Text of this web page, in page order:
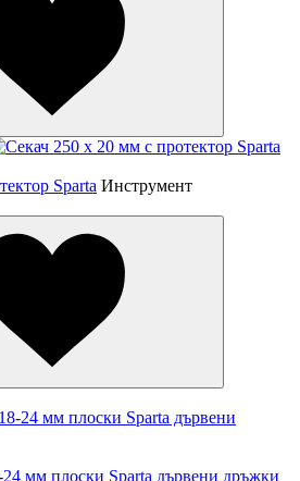
Sparta Инструмент
мм плоски Sparta дървени дръжки